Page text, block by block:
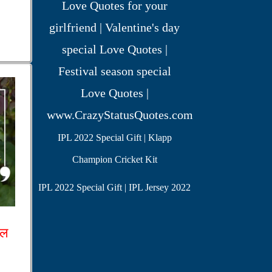
IPL 2022 Special Gift | Klapp
Champion Cricket Kit
IPL 2022 Special Gift | IPL Jersey 2022